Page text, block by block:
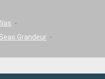
Grandeur